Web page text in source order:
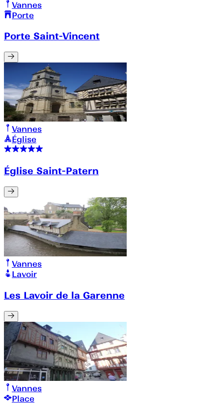
Vannes
Porte
Porte Saint-Vincent
Vannes
Église
Église Saint-Patern
Vannes
Lavoir
Les Lavoir de la Garenne
Vannes
Place